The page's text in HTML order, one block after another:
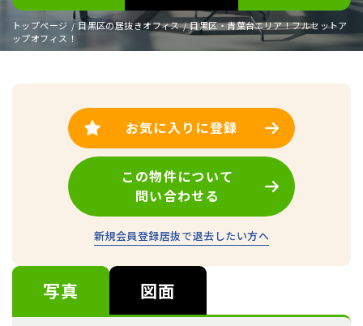
トップページ / 目黒区の居抜きオフィス / 目黒区・青葉台エリア！フルセットア
ップオフィス！
写真 図面
お気に入りに登録
この物件について
問い合わせる
新規会員登録居抜で退去したい方へ